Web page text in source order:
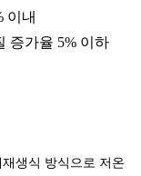
이내
증가율 5% 이하
생식 방식으로 저온